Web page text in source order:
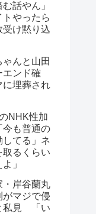
話やん」
やったら
受け黙り込
ゃんと山田
エンド確
埋葬され
NHK性加
今も普通の
してる」ネ
取るくらい
」
・岸谷蘭丸
がマジで侵
私見 「い